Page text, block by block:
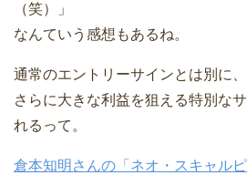
（笑）」
なんていう感想もあるね。
通常のエントリーサインとは別に、
さらに大きな利益を狙える特別な
れるって。
倉本知明さんの「ネオ・スキャル